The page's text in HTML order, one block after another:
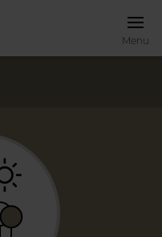
Menu